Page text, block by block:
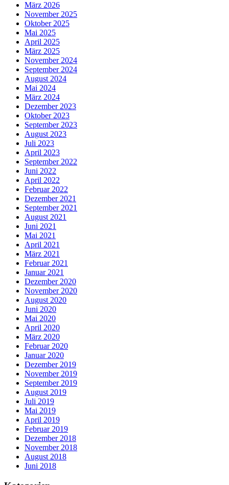
März 2026
November 2025
Oktober 2025
Mai 2025
April 2025
März 2025
November 2024
September 2024
August 2024
Mai 2024
März 2024
Dezember 2023
Oktober 2023
September 2023
August 2023
Juli 2023
April 2023
September 2022
Juni 2022
April 2022
Februar 2022
Dezember 2021
September 2021
August 2021
Juni 2021
Mai 2021
April 2021
März 2021
Februar 2021
Januar 2021
Dezember 2020
November 2020
August 2020
Juni 2020
Mai 2020
April 2020
März 2020
Februar 2020
Januar 2020
Dezember 2019
November 2019
September 2019
August 2019
Juli 2019
Mai 2019
April 2019
Februar 2019
Dezember 2018
November 2018
August 2018
Juni 2018